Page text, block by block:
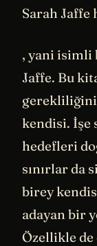
Sarah Jaffe
, yani isimli
Jaffe. Bu
kendisi. İşe
hedefleri
sınırlar da
birey
adayan bir
Özellikle de